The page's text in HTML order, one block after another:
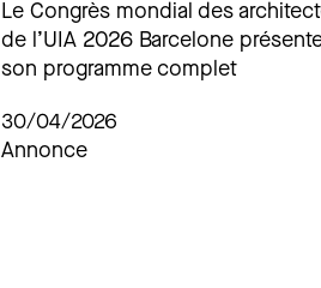
Le Congrès mondial des
de l’UIA 2026 Barcelone
son programme complet
30/04/2026
Annonce